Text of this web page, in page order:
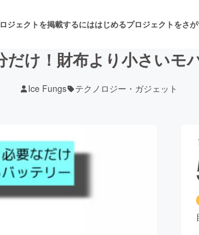
ジェクトを掲載するにははじめるプロジェクトをさ
舞台・パフォ
サービス開発
だけ！財布より小さいモ
Ice Fungs テクノロジー・ガジェット